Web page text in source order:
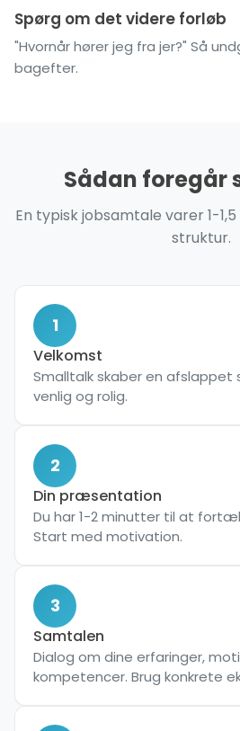
Spørg om det videre forløb
"Hvornår hører jeg fra jer?" Så
bagefter.
Sådan foregår
En typisk jobsamtale varer 1-
struktur.
1
Velkomst
Smalltalk skaber en
venlig og rolig.
2
Din præsentation
Du har 1-2 minutter til at
Start med motivation.
3
Samtalen
Dialog om dine erfaringer,
kompetencer. Brug konkrete